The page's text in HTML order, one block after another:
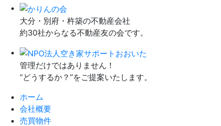
大分・別府・杵築の不動産会社
約30社からなる不動産友の会です。
管理だけではありません！
“どうするか？”をご提案いたします。
ホーム
会社概要
売買物件